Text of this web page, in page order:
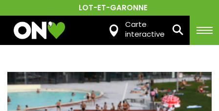
LOT-ET-GARONNE
Carte
interactive